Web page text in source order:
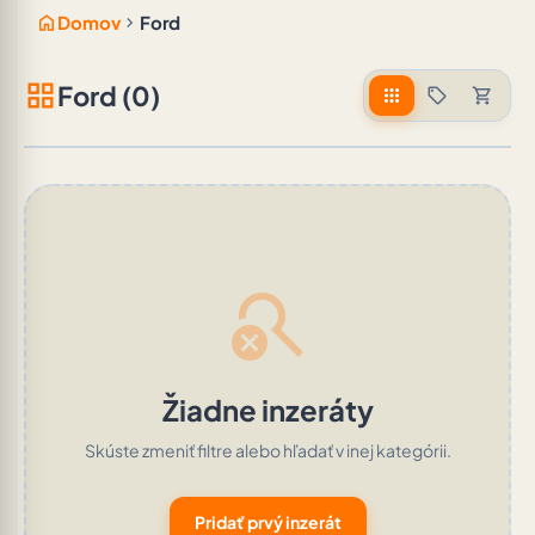
home Domov chevron_right Ford
grid_viewFord (0) apps sell shopping_cart
search_off
Žiadne inzeráty
Skúste zmeniť filtre alebo hľadať v inej kategórii.
Pridať prvý inzerát